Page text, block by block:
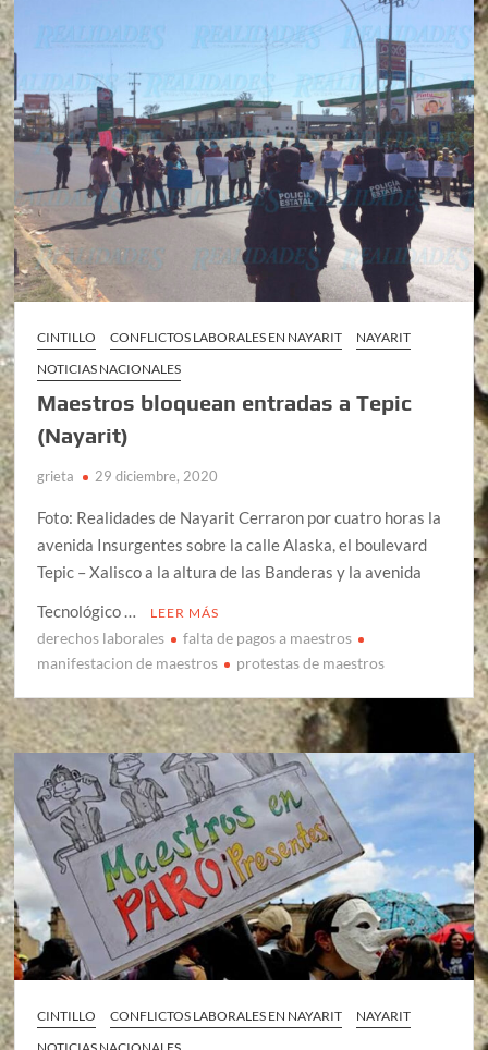
CINTILLO CONFLICTOS LABORALES EN NAYARIT
NAYARIT
NOTICIAS NACIONALES
Maestros bloquean entradas a Tepic
(Nayarit)
grieta 29 diciembre, 2020
Foto: Realidades de Nayarit Cerraron por cuatro horas la
avenida Insurgentes sobre la calle Alaska, el boulevard
Tepic – Xalisco a la altura de las Banderas y la avenida
Tecnológico …
LEER MÁS
derechos laborales
falta de pagos a maestros
manifestacion de maestros
protestas de maestros
CINTILLO CONFLICTOS LABORALES EN NAYARIT
NAYARIT